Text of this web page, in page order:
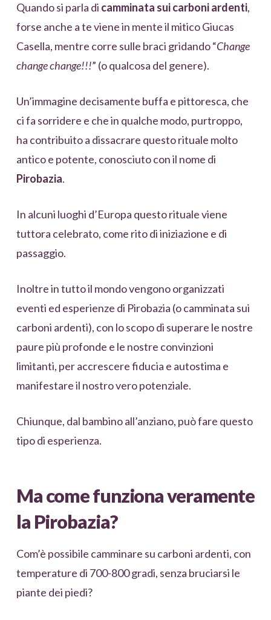
Quando si parla di camminata sui carboni ardenti,
forse anche a te viene in mente il mitico Giucas
Casella, mentre corre sulle braci gridando “Change
change change!!!” (o qualcosa del genere).
Un’immagine decisamente buffa e pittoresca, che
ci fa sorridere e che in qualche modo, purtroppo,
ha contribuito a dissacrare questo rituale molto
antico e potente, conosciuto con il nome di
Pirobazia.
In alcuni luoghi d’Europa questo rituale viene
tuttora celebrato, come rito di iniziazione e di
passaggio.
Inoltre in tutto il mondo vengono organizzati
eventi ed esperienze di Pirobazia (o camminata sui
carboni ardenti), con lo scopo di superare le nostre
paure più profonde e le nostre convinzioni
limitanti, per accrescere fiducia e autostima e
manifestare il nostro vero potenziale.
Chiunque, dal bambino all’anziano, può fare questo
tipo di esperienza.
Ma come funziona veramente
la Pirobazia?
Com’è possibile camminare su carboni ardenti, con
temperature di 700-800 gradi, senza bruciarsi le
piante dei piedi?